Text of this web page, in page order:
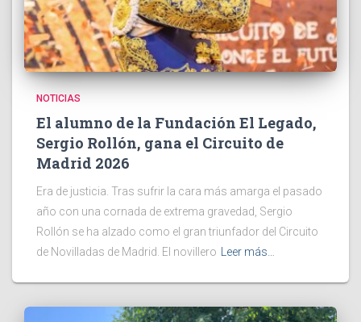
NOTICIAS
El alumno de la Fundación El Legado,
Sergio Rollón, gana el Circuito de
Madrid 2026
Era de justicia. Tras sufrir la cara más amarga el pasado
año con una cornada de extrema gravedad, Sergio
Rollón se ha alzado como el gran triunfador del Circuito
de Novilladas de Madrid. El novillero
Leer más…